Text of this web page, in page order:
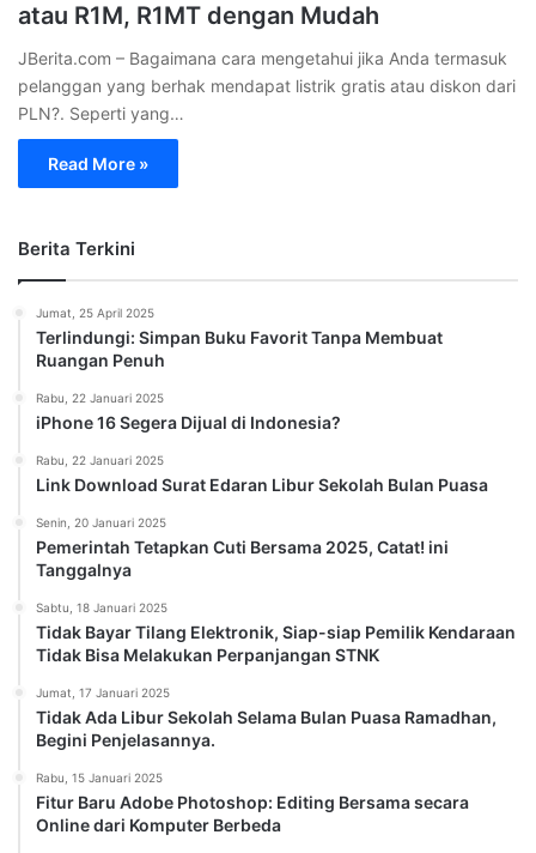
atau R1M, R1MT dengan Mudah
JBerita.com – Bagaimana cara mengetahui jika Anda termasuk
pelanggan yang berhak mendapat listrik gratis atau diskon dari
PLN?. Seperti yang…
Read More »
Berita Terkini
Jumat, 25 April 2025
Terlindungi: Simpan Buku Favorit Tanpa Membuat
Ruangan Penuh
Rabu, 22 Januari 2025
iPhone 16 Segera Dijual di Indonesia?
Rabu, 22 Januari 2025
Link Download Surat Edaran Libur Sekolah Bulan Puasa
Senin, 20 Januari 2025
Pemerintah Tetapkan Cuti Bersama 2025, Catat! ini
Tanggalnya
Sabtu, 18 Januari 2025
Tidak Bayar Tilang Elektronik, Siap-siap Pemilik Kendaraan
Tidak Bisa Melakukan Perpanjangan STNK
Jumat, 17 Januari 2025
Tidak Ada Libur Sekolah Selama Bulan Puasa Ramadhan,
Begini Penjelasannya.
Rabu, 15 Januari 2025
Fitur Baru Adobe Photoshop: Editing Bersama secara
Online dari Komputer Berbeda